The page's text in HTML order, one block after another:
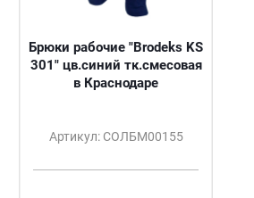
Брюки рабочие "Brodeks KS
301" цв.синий тк.смесовая
в Краснодаре
Артикул: СОЛБМ00155